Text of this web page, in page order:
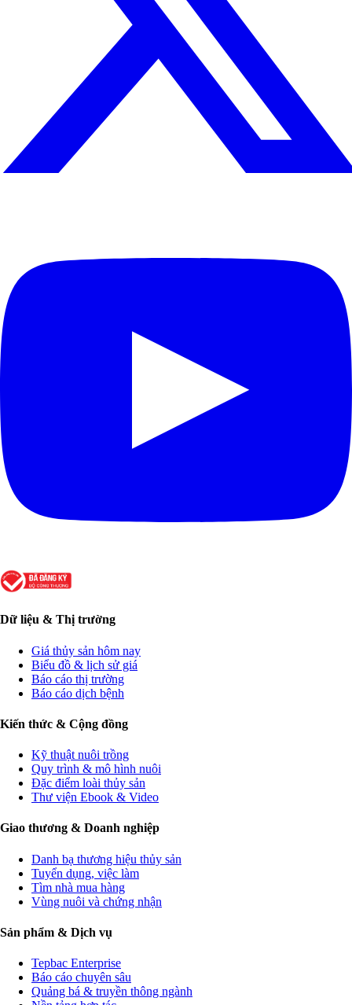
Dữ liệu & Thị trường
Giá thủy sản hôm nay
Biểu đồ & lịch sử giá
Báo cáo thị trường
Báo cáo dịch bệnh
Kiến thức & Cộng đồng
Kỹ thuật nuôi trồng
Quy trình & mô hình nuôi
Đặc điểm loài thủy sản
Thư viện Ebook & Video
Giao thương & Doanh nghiệp
Danh bạ thương hiệu thủy sản
Tuyển dụng, việc làm
Tìm nhà mua hàng
Vùng nuôi và chứng nhận
Sản phẩm & Dịch vụ
Tepbac Enterprise
Báo cáo chuyên sâu
Quảng bá & truyền thông ngành